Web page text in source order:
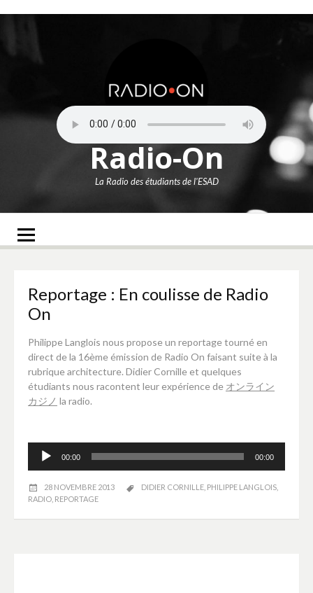
Radio-On
La Radio des étudiants de l'ESAD
Reportage : En coulisse de Radio
On
Philippe Langlois nous propose un reportage tourné en
direct de la 16ème émission de Radio On faisant suite à la
rubrique architecture. Didier Cornille et quelques
étudiants nous racontent leur expérience de オンライン
カジノ la radio.
replique montre
replique montre
replique montre
swiss replica watches
Replica Uhren
Lecteur
audio
00:00 00:00
28 NOVEMBRE 2013 DIDIER CORNILLE PHILIPPE LANGLOIS
RADIO REPORTAGE